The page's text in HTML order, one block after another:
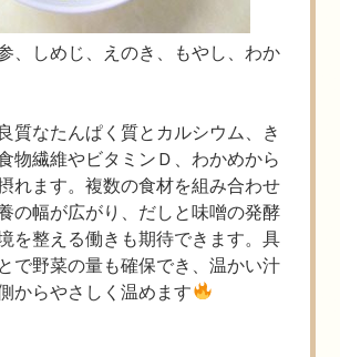
、しめじ、えのき、もやし、わか
質なたんぱく質とカルシウム、き
物繊維やビタミンＤ、わかめから
れます。複数の食材を組み合わせ
の幅が広がり、だしと味噌の発酵
を整える働きも期待できます。具
で野菜の量も確保でき、温かい汁
からやさしく温めます